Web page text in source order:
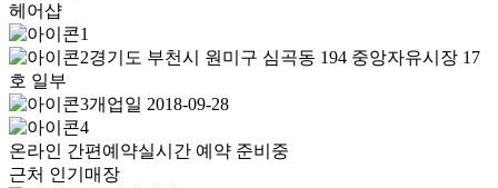
헤어샵
경기도 부천시 원미구 심곡동 194 중앙자유시장 17
호 일부
개업일 2018-09-28
온라인 간편예약실시간 예약 준비중
근처 인기매장